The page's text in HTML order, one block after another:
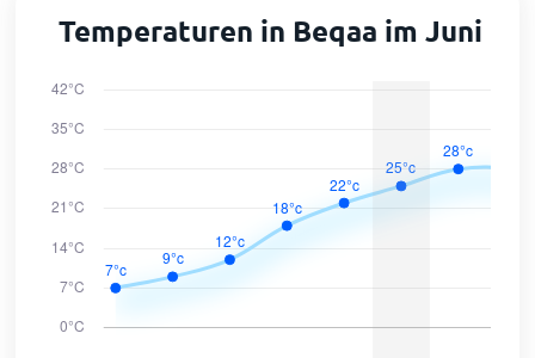
Temperaturen in Beqaa im Juni